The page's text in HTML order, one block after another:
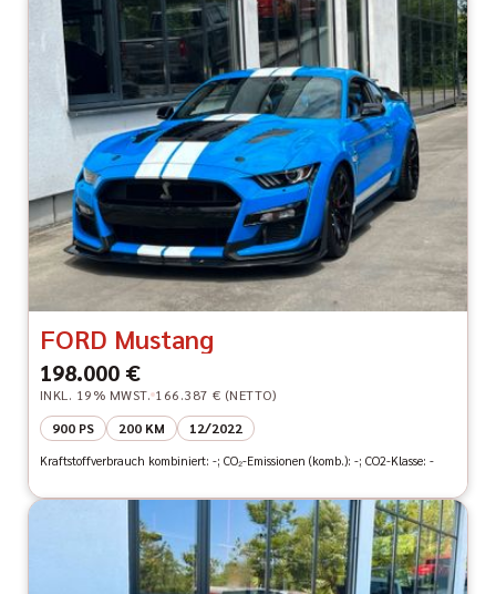
FORD Mustang
198.000 €
INKL. 19% MWST. 166.387 € (NETTO)
900 PS
200 KM 12/2022
Kraftstoffverbrauch kombiniert: -; CO₂-Emissionen (komb.): -; CO2-Klasse: -